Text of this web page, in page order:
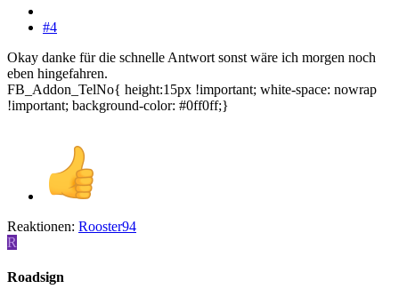
#4
Okay danke für die schnelle Antwort sonst wäre ich morgen noch
eben hingefahren.
FB_Addon_TelNo{ height:15px !important; white-space: nowrap
!important; background-color: #0ff0ff;}
Reaktionen: Rooster94
R
Roadsign